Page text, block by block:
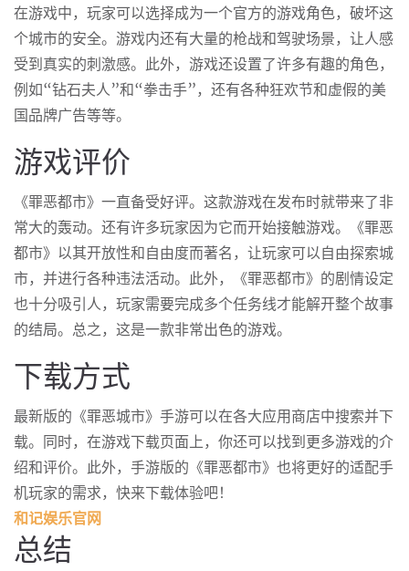
在游戏中，玩家可以选择成为一个官方的游戏角色，破坏这
个城市的安全。游戏内还有大量的枪战和驾驶场景，让人感
受到真实的刺激感。此外，游戏还设置了许多有趣的角色，
例如“钻石夫人”和“拳击手”，还有各种狂欢节和虚假的美
国品牌广告等等。
游戏评价
《罪恶都市》一直备受好评。这款游戏在发布时就带来了非
常大的轰动。还有许多玩家因为它而开始接触游戏。《罪恶
都市》以其开放性和自由度而著名，让玩家可以自由探索城
市，并进行各种违法活动。此外，《罪恶都市》的剧情设定
也十分吸引人，玩家需要完成多个任务线才能解开整个故事
的结局。总之，这是一款非常出色的游戏。
下载方式
最新版的《罪恶城市》手游可以在各大应用商店中搜索并下
载。同时，在游戏下载页面上，你还可以找到更多游戏的介
绍和评价。此外，手游版的《罪恶都市》也将更好的适配手
机玩家的需求，快来下载体验吧！
和记娱乐官网
总结